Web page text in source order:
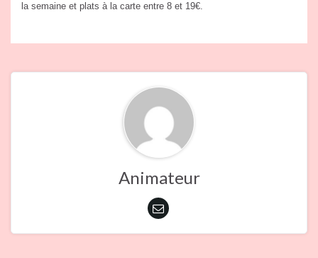
la semaine et plats à la carte entre 8 et 19€.
Animateur